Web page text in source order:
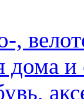
,
дома и